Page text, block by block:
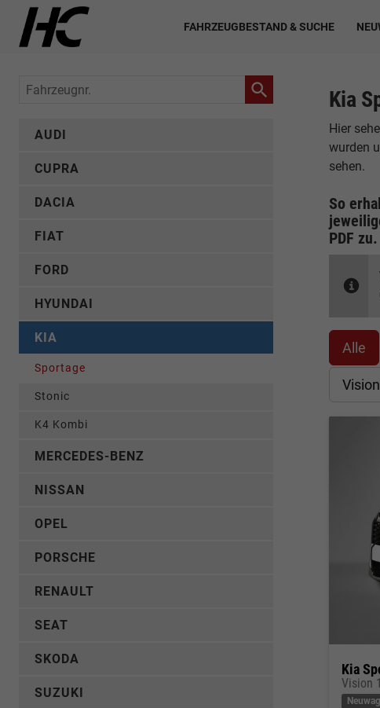
FAHRZEUGBESTAND & SUCHE
Kia
Hier
wurden
sehen.
So
PDF zu.
Alle
Kia
Vision
Fahrzeugnr.
AUDI
CUPRA
DACIA
FIAT
FORD
HYUNDAI
KIA
Sportage
Stonic
K4 Kombi
MERCEDES-BENZ
NISSAN
OPEL
PORSCHE
RENAULT
SEAT
SKODA
SUZUKI